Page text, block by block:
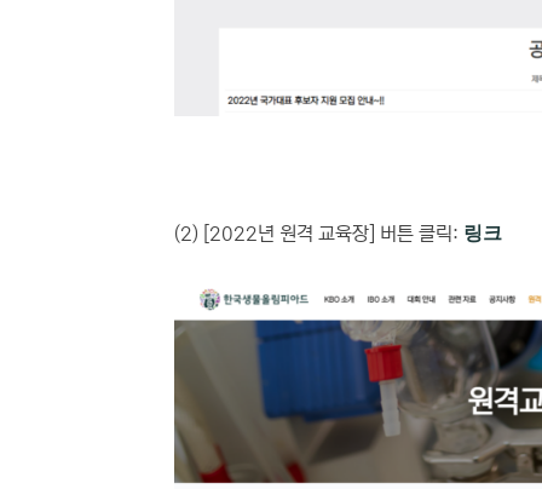
(2) [2022년 원격 교육장] 버튼 클릭: 링크